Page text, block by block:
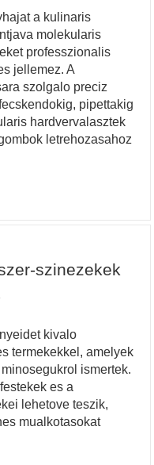
a kulinaris
molekularis
professzionalis
jellemez. A
szolgalo preciz
pipettakig
hardvervalasztek
letrehozasahoz
szinezekek
kivalo
termekekkel, amelyek
ismertek.
es a
lehetove teszik,
mualkotasokat